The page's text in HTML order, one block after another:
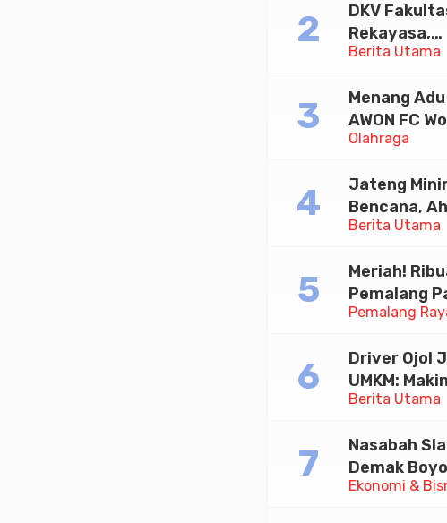
Berita Utama
DKV
Rekayasa,
Universitas
Diskusi
Olahraga
Menang
AWON FC
Juara
Berita Utama
Jateng
Bencana,
Luthfi Minta
Pemalang
Meriah!
Pemalang
Kirab
Berita Utama
Driver Ojol
UMKM: Makin
Sejahtera
Diskusi
Ekonomi &
Nasabah
Demak
Toyota